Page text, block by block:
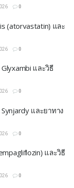
0
(atorvastatin) และ
0
และวิธี
0
และยาทาง
0
และวิธี
0